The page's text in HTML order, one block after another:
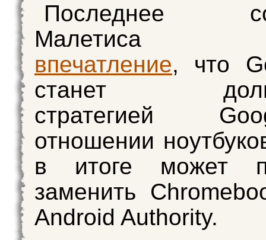
Последнее
Малетиса
впечатление, что
станет
стратегией
отношении
в итоге может
заменить
Android Authority.